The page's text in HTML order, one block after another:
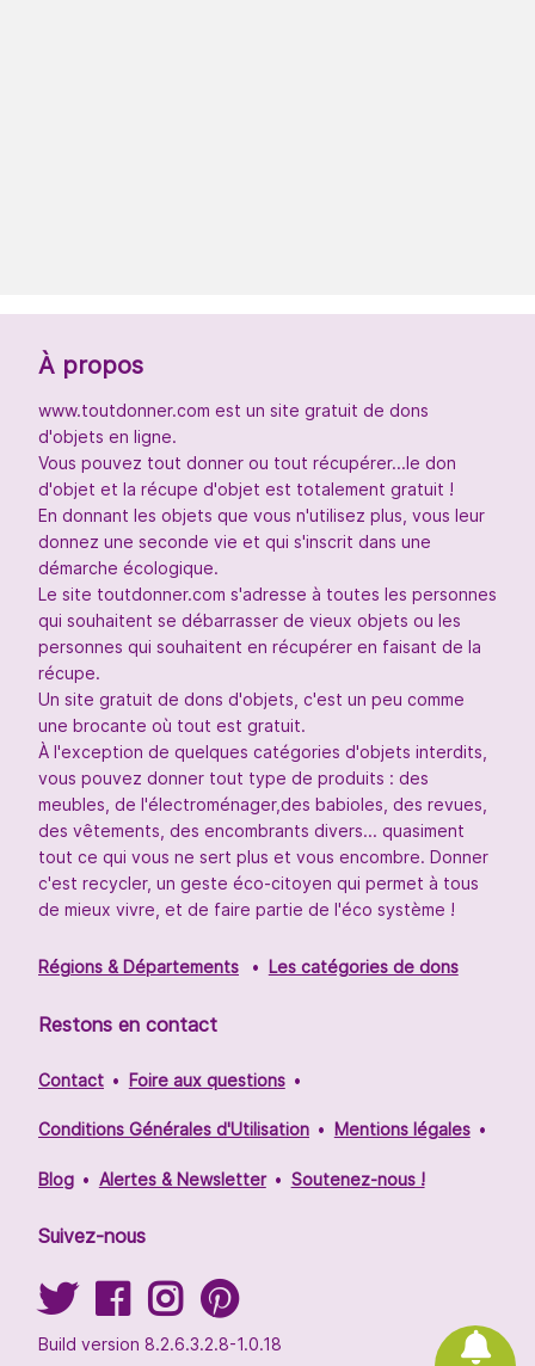
À propos
www.toutdonner.com est un site gratuit de dons
d'objets en ligne.
Vous pouvez tout donner ou tout récupérer...le don
d'objet et la récupe d'objet est totalement gratuit !
En donnant les objets que vous n'utilisez plus, vous leur
donnez une seconde vie et qui s'inscrit dans une
démarche écologique.
Le site toutdonner.com s'adresse à toutes les personnes
qui souhaitent se débarrasser de vieux objets ou les
personnes qui souhaitent en récupérer en faisant de la
récupe.
Un site gratuit de dons d'objets, c'est un peu comme
une brocante où tout est gratuit.
À l'exception de quelques catégories d'objets interdits,
vous pouvez donner tout type de produits : des
meubles, de l'électroménager,des babioles, des revues,
des vêtements, des encombrants divers... quasiment
tout ce qui vous ne sert plus et vous encombre. Donner
c'est recycler, un geste éco-citoyen qui permet à tous
de mieux vivre, et de faire partie de l'éco système !
Régions & Départements Les catégories de dons
Restons en contact
Contact Foire aux questions
Conditions Générales d'Utilisation Mentions légales
Blog Alertes & Newsletter Soutenez-nous !
Suivez-nous
Build version 8.2.6.3.2.8-1.0.18